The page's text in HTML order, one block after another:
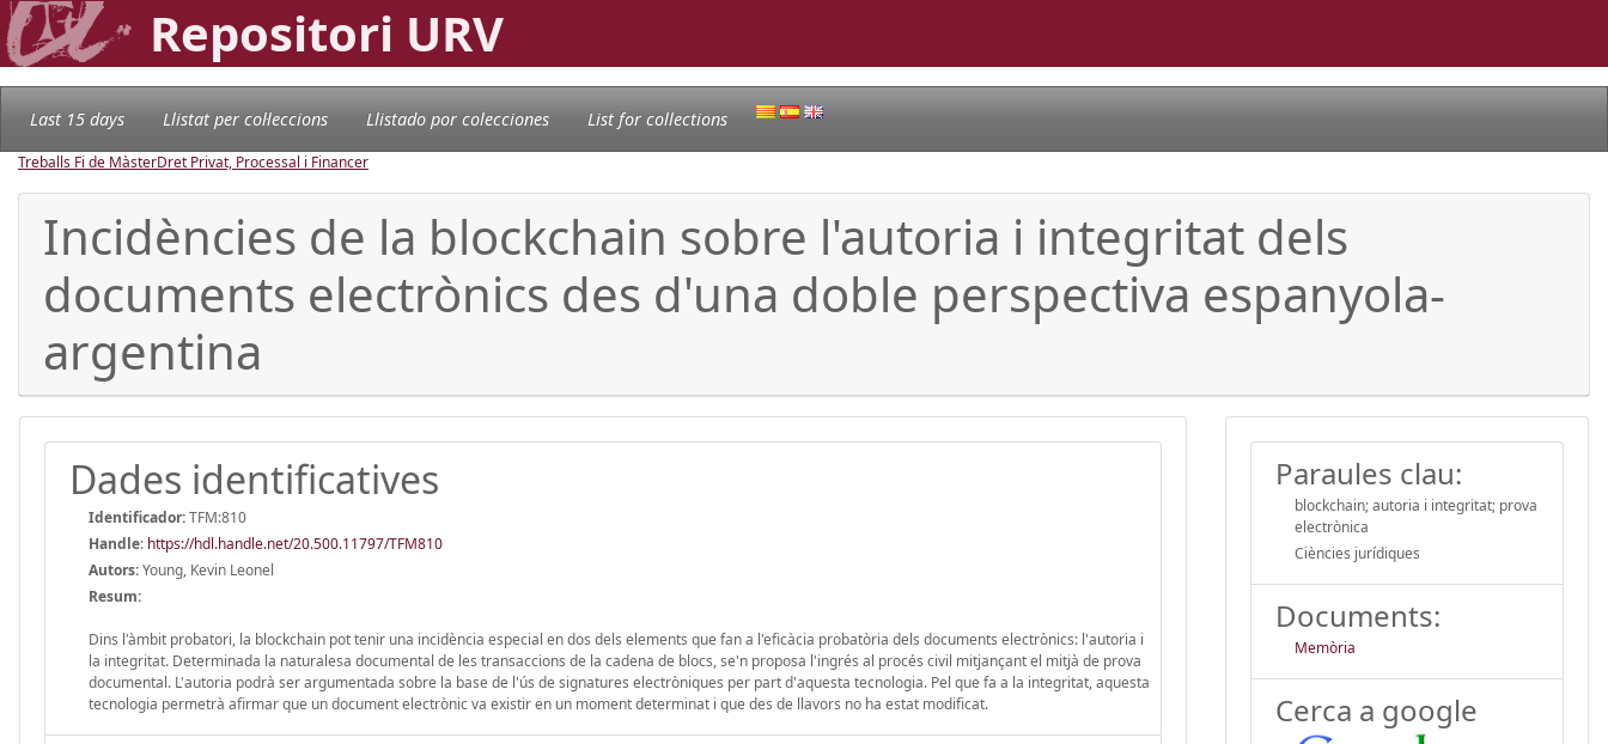
Repositori URV
Last 15 days Llistat per col·leccions Llistado por colecciones List for collections
Treballs Fi de MàsterDret Privat, Processal i Financer
Incidències de la blockchain sobre l'autoria i integritat dels
documents electrònics des d'una doble perspectiva espanyola-
argentina
Dades identificatives
Identificador:TFM:810
Handle: https://hdl.handle.net/20.500.11797/TFM810
Autors:Young, Kevin Leonel
Resum:
Dins l'àmbit probatori, la blockchain pot tenir una incidència especial en dos dels elements que fan a l'eficàcia probatòria dels documents electrònics: l'autoria i
la integritat. Determinada la naturalesa documental de les transaccions de la cadena de blocs, se'n proposa l'ingrés al procés civil mitjançant el mitjà de prova
documental. L'autoria podrà ser argumentada sobre la base de l'ús de signatures electròniques per part d'aquesta tecnologia. Pel que fa a la integritat, aquesta
tecnologia permetrà afirmar que un document electrònic va existir en un moment determinat i que des de llavors no ha estat modificat.
Paraules clau:
blockchain; autoria i integritat; prova
electrònica
Ciències jurídiques
Documents:
Memòria
Cerca a google